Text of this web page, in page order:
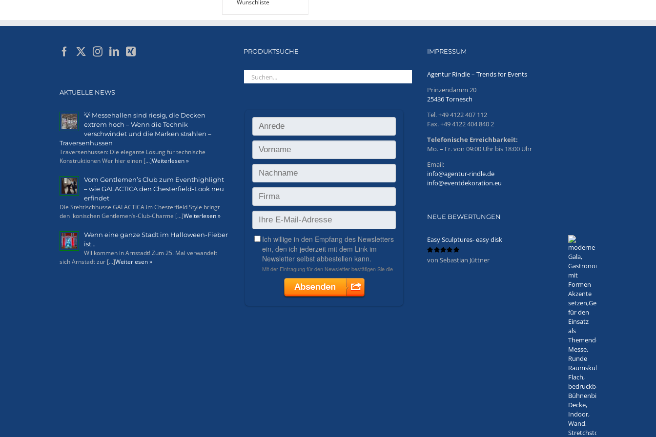
Wunschliste
AKTUELLE NEWS
💡 Messehallen sind riesig, die Decken
extrem hoch – Wenn die Technik
verschwindet und die Marken strahlen –
Traversenhussen
Traversenhussen: Die elegante Lösung für technische
Konstruktionen Wer hier einen [...]Weiterlesen »
Vom Gentlemen’s Club zum Eventhighlight
– wie GALACTICA den Chesterfield-Look neu
erfindet
Die Stehtischhusse GALACTICA im Chesterfield Style bringt
den ikonischen Gentlemen’s-Club-Charme [...]Weiterlesen »
Wenn eine ganze Stadt im Halloween-Fieber
ist…
Willkommen in Arnstadt! Zum 25. Mal verwandelt
sich Arnstadt zur [...]Weiterlesen »
PRODUKTSUCHE IMPRESSUM
Agentur Rindle – Trends for Events
Prinzendamm 20
25436 Tornesch
Tel. +49 4122 407 112
Fax. +49 4122 404 840 2
Telefonische Erreichbarkeit:
Mo. – Fr. von 09:00 Uhr bis 18:00 Uhr
Email:
info@agentur-rindle.de
info@eventdekoration.eu
NEUE BEWERTUNGEN
Easy Sculptures- easy disk
Bewertet
von Sebastian Jüttner